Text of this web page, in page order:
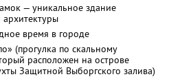
— уникальное здание
время в городе
(прогулка по скальному
расположен на острове
Защитной Выборгского залива)